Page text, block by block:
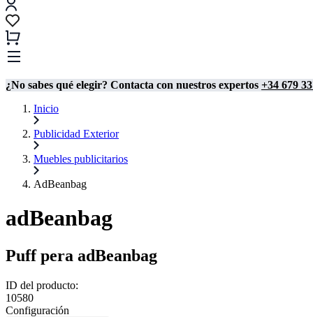
¿No sabes qué elegir? Contacta con nuestros expertos +34 679
Inicio
Publicidad Exterior
Muebles publicitarios
AdBeanbag
adBeanbag
Puff pera adBeanbag
ID del producto:
10580
Configuración